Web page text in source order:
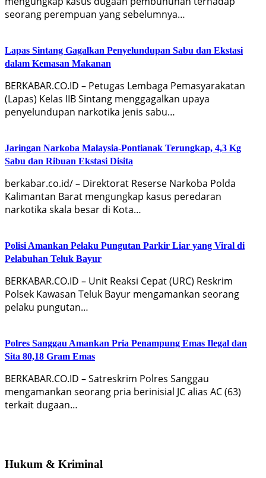
seorang perempuan yang sebelumnya…
Lapas Sintang Gagalkan Penyelundupan Sabu dan Ekstasi
dalam Kemasan Makanan
BERKABAR.CO.ID – Petugas Lembaga Pemasyarakatan
(Lapas) Kelas IIB Sintang menggagalkan upaya
penyelundupan narkotika jenis sabu…
Jaringan Narkoba Malaysia-Pontianak Terungkap, 4,3 Kg
Sabu dan Ribuan Ekstasi Disita
berkabar.co.id/ – Direktorat Reserse Narkoba Polda
Kalimantan Barat mengungkap kasus peredaran
narkotika skala besar di Kota…
Polisi Amankan Pelaku Pungutan Parkir Liar yang Viral di
Pelabuhan Teluk Bayur
BERKABAR.CO.ID – Unit Reaksi Cepat (URC) Reskrim
Polsek Kawasan Teluk Bayur mengamankan seorang
pelaku pungutan…
Polres Sanggau Amankan Pria Penampung Emas Ilegal dan
Sita 80,18 Gram Emas
BERKABAR.CO.ID – Satreskrim Polres Sanggau
mengamankan seorang pria berinisial JC alias AC (63)
terkait dugaan…
Hukum & Kriminal